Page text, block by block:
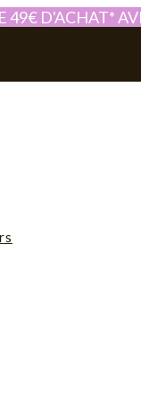
D'ACHAT*